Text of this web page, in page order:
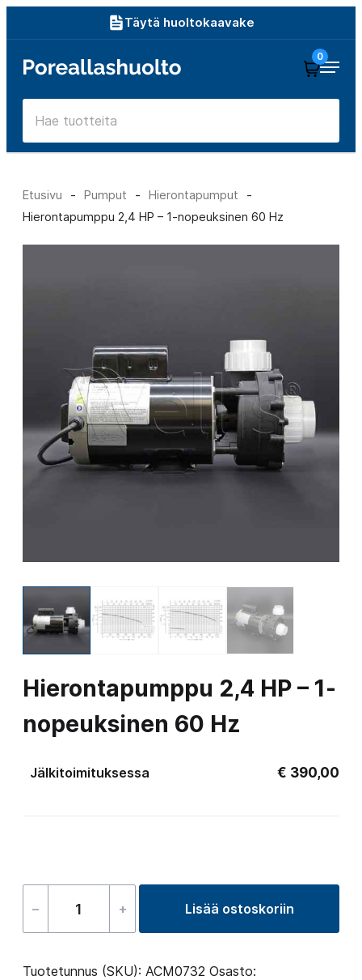
sisältöön
Täytä huoltokaavake
Poreallashuolto
0
Etusivu - Pumput - Hierontapumput
-
Hierontapumppu 2,4 HP – 1-nopeuksinen 60 Hz
Hierontapumppu 2,4 HP – 1-
nopeuksinen 60 Hz
Jälkitoimituksessa € 390,00
–
Hierontapumppu
HP
+ Lisää ostoskoriin
Tuotetunnus (SKU): ACM0732 Osasto: